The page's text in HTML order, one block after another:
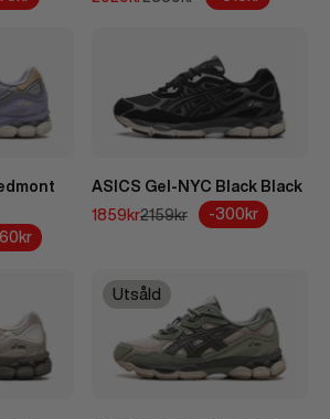
ASICS Gel-NYC Black Black
REA-pris
1859krPris
2159kr -300kr
Utsåld